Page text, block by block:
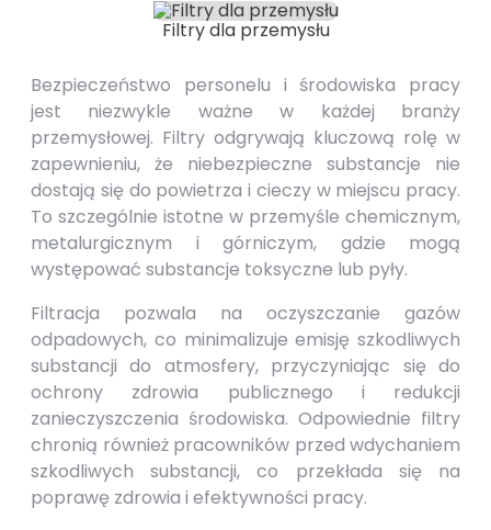
Filtry dla przemysłu
Bezpieczeństwo personelu i środowiska pracy
jest niezwykle ważne w każdej branży
przemysłowej. Filtry odgrywają kluczową rolę w
zapewnieniu, że niebezpieczne substancje nie
dostają się do powietrza i cieczy w miejscu pracy.
To szczególnie istotne w przemyśle chemicznym,
metalurgicznym i górniczym, gdzie mogą
występować substancje toksyczne lub pyły.
Filtracja pozwala na oczyszczanie gazów
odpadowych, co minimalizuje emisję szkodliwych
substancji do atmosfery, przyczyniając się do
ochrony zdrowia publicznego i redukcji
zanieczyszczenia środowiska. Odpowiednie filtry
chronią również pracowników przed wdychaniem
szkodliwych substancji, co przekłada się na
poprawę zdrowia i efektywności pracy.